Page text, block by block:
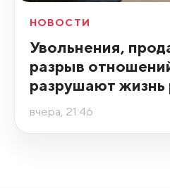
НОВОСТИ
Увольнения,
разрыв
разрушают жизнь
вчера, 21:46